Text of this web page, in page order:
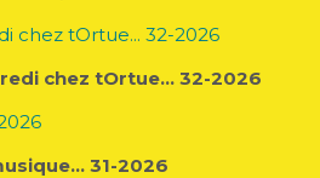
chez tOrtue... 32-2026
31-2026